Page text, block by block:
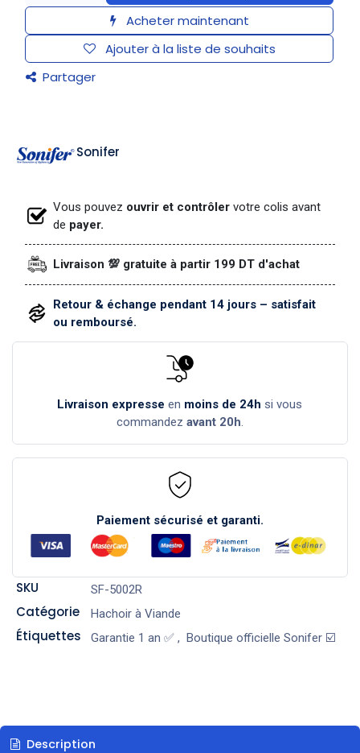
Acheter maintenant
Ajouter à la liste de souhaits
Partager
Sonifer
Vous pouvez ouvrir et contrôler votre colis avant
de payer.
Livraison 💯 gratuite à partir 199 DT d'achat
Retour & échange pendant 14 jours – satisfait
ou remboursé.
Livraison expresse en moins de 24h si vous
commandez avant 20h.
Paiement sécurisé et garanti.
SKU SF-5002R
Catégorie Hachoir à Viande
Étiquettes Garantie 1 an ✅, Boutique officielle Sonifer ☑️
Description